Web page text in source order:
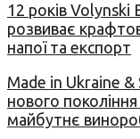
12 років Volynski
розвиває
напої та експорт
Made in Ukraine &
нового
майбутнє